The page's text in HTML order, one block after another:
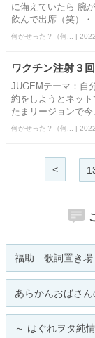
に備えていたら 腕
飲んで出席（笑）・
何かせった？（何... |
ワクチン注射３回
JUGEMテーマ：自
約をしようとネッ
たまリージョンで今
何かせった？（何... |
<
福助 歌詞置き場
あらかんおばさ
～ はぐれヲタ純